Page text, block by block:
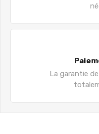
La garantie